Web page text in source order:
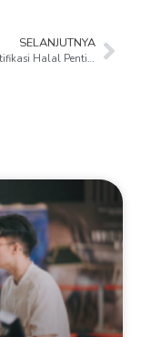
SELANJUTNYA
Mengapa Sertifikasi Halal Penting untuk Bisnis F&B? Ini Alasan dan Manfaatnya